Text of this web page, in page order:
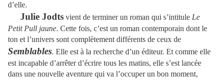
d’elle.
Julie Jodts vient de terminer un roman qui s’intitule Le
Petit Pull jaune. Cette fois, c’est un roman contemporain dont le
ton et l’univers sont complètement différents de ceux de
Semblables. Elle est à la recherche d’un éditeur. Et comme elle
est incapable d’arrêter d’écrire tous les matins, elle s’est lancée
dans une nouvelle aventure qui va l’occuper un bon moment,